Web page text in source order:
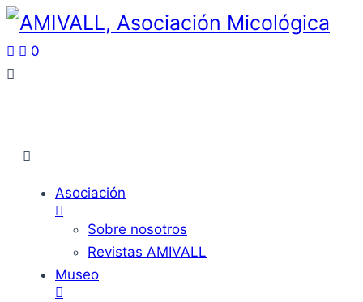
0
Asociación
Sobre nosotros
Revistas AMIVALL
Museo